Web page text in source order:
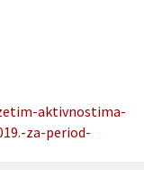
aktivnostima-
za-period-